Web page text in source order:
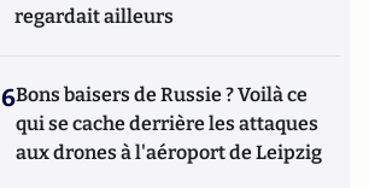
regardait ailleurs
6Bons baisers de Russie ? Voilà ce
qui se cache derrière les attaques
aux drones à l'aéroport de Leipzig